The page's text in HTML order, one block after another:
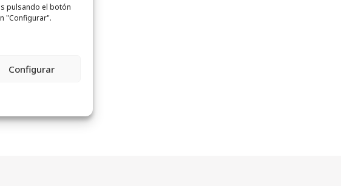
pulsando el botón
"Configurar".
Configurar